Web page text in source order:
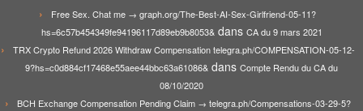
Free Sex. Chat me → graph.org/The-Best-AI-Sex-Girlfriend-05-11?
hs=6c57b454349fe94196117d89eb9b8053&dans CA du 9 mars 2021
TRX Crypto Refund 2026 Withdraw Compensation telegra.ph/COMPENSATION-05-12-
9?hs=c0d884cf17468e55aee44bbc63a61086& dans Compte Rendu du CA du
08/10/2020
BCH Exchange Compensation Pending Claim → telegra.ph/Compensations-03-29-5?